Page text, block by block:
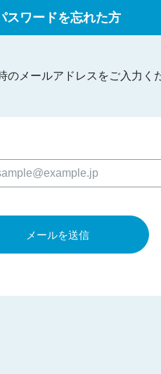
スワードを忘れた方
メールアドレスをご入力く
メールを送信